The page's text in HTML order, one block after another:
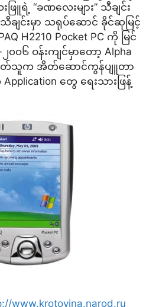
ရဲ့ “ခဏလေးများ” သီချင်း
ချင်းမှာ သရုပ်ဆောင် ခိုင်ဆုမြင့်
H2210 Pocket PC ကို မြင်
၀၀၆ ဝန်းကျင်မှာတော့ Alpha
တ်သူက အိတ်ဆောင်ကွန်ပျူတာ
တွေ ရေးသားဖြန့်
www.krotovina.narod.ru